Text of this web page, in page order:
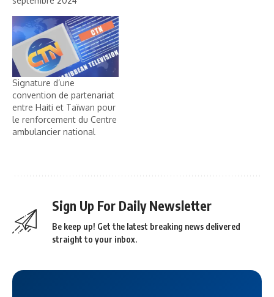
Signature d’une
convention de partenariat
entre Haiti et Taïwan pour
le renforcement du Centre
ambulancier national
Sign Up For Daily Newsletter
Be keep up! Get the latest breaking news delivered
straight to your inbox.